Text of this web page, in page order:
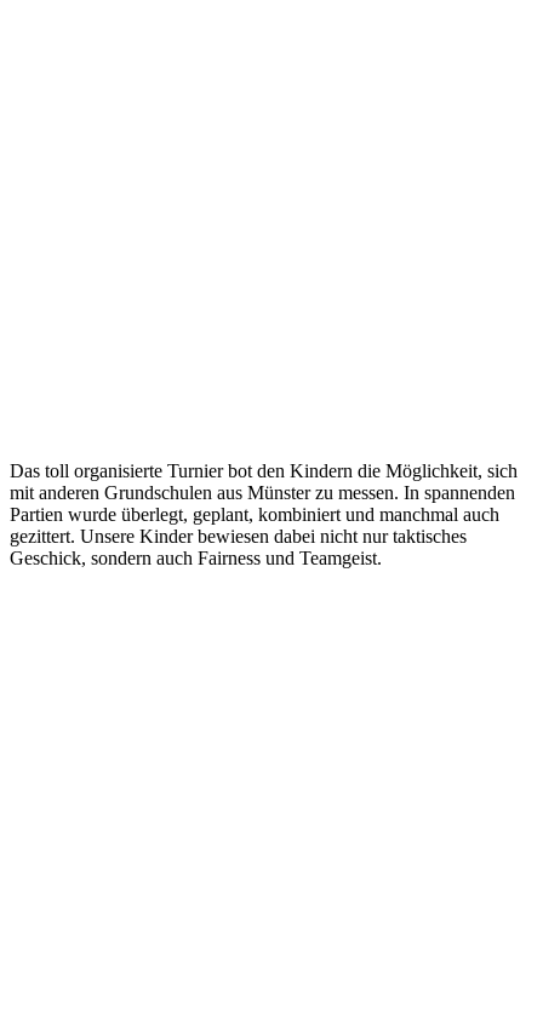
Das toll organisierte Turnier bot den Kindern die Möglichkeit, sich
mit anderen Grundschulen aus Münster zu messen. In spannenden
Partien wurde überlegt, geplant, kombiniert und manchmal auch
gezittert. Unsere Kinder bewiesen dabei nicht nur taktisches
Geschick, sondern auch Fairness und Teamgeist.